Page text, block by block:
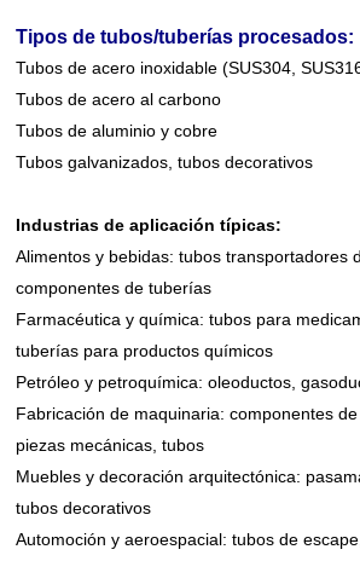
Tipos de tubos/tuberías procesados:
Tubos de acero inoxidable (SUS304,
Tubos de acero al carbono
Tubos de aluminio y cobre
Tubos galvanizados, tubos decorativos
Industrias de aplicación típicas:
Alimentos y bebidas: tubos transportadores
componentes de tuberías
Farmacéutica y química: tubos para
tuberías para productos químicos
Petróleo y petroquímica: oleoductos,
Fabricación de maquinaria: componentes
piezas mecánicas, tubos
Muebles y decoración arquitectónica:
tubos decorativos
Automoción y aeroespacial: tubos de